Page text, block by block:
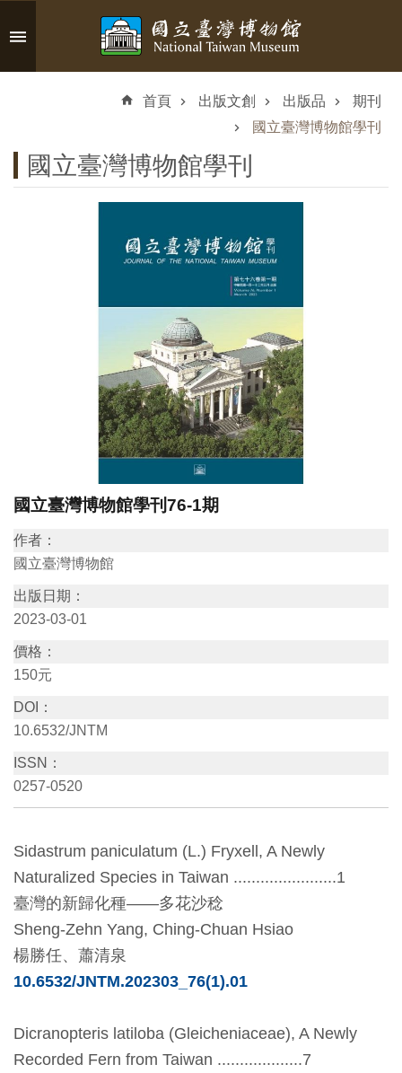
跳到主要內容區塊
覽
資
訊
教
活
版
典
藏
研
究
民
服
首頁 出版文創 出版品
期刊
國立臺灣博物館學刊
國立臺灣博物館學刊
國立臺灣博物館學刊76-1期
作者：
國立臺灣博物館
出版日期：
2023-03-01
價格：
150元
DOI：
10.6532/JNTM
ISSN：
0257-0520
Sidastrum paniculatum (L.) Fryxell, A Newly
Naturalized Species in Taiwan .......................1
臺灣的新歸化種――多花沙稔
Sheng-Zehn Yang, Ching-Chuan Hsiao
楊勝任、蕭清泉
10.6532/JNTM.202303_76(1).01
Dicranopteris latiloba (Gleicheniaceae), A Newly
Recorded Fern from Taiwan ...................7